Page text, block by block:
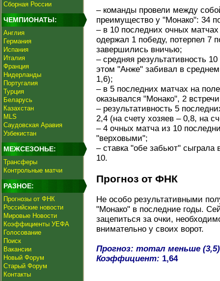
Сборная России
ЧЕМПИОНАТЫ:
Англия
Германия
Испания
Италия
Франция
Нидерланды
Португалия
Турция
Беларусь
Казахстан
MLS
Саудовская Аравия
Узбекистан
МЕЖСЕЗОНЬЕ:
Трансферы
Контрольные матчи
РАЗНОЕ:
Прогнозы от ФНК
Российские новости
Мировые Новости
Коэффициенты УЕФА
Голосование
Поиск
Вакансии
Новый Форум
Старый Форум
Контакты
– команды провели между
преимущество у "Монако": 34
– в 10 последних очных
одержал 1 победу, потерпел 7
завершились вничью;
– средняя результативность
этом "Анже" забивал в
1,6);
– в 5 последних матчах на
оказывался "Монако", 2
– результативность 5
2,4 (на счету хозяев – 0,8, на
– 4 очных матча из 10
"верховыми";
– ставка "обе забьют"
10.
Прогноз от ФНК
Не особо результативными
"Монако" в последние годы.
зацепиться за очки,
внимательно у своих ворот.
Прогноз: тотал меньше (3,5)
Коэффициент: 1,64